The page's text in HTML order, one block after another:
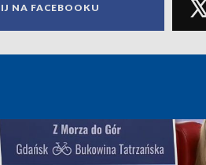
NA FACEBOOKU